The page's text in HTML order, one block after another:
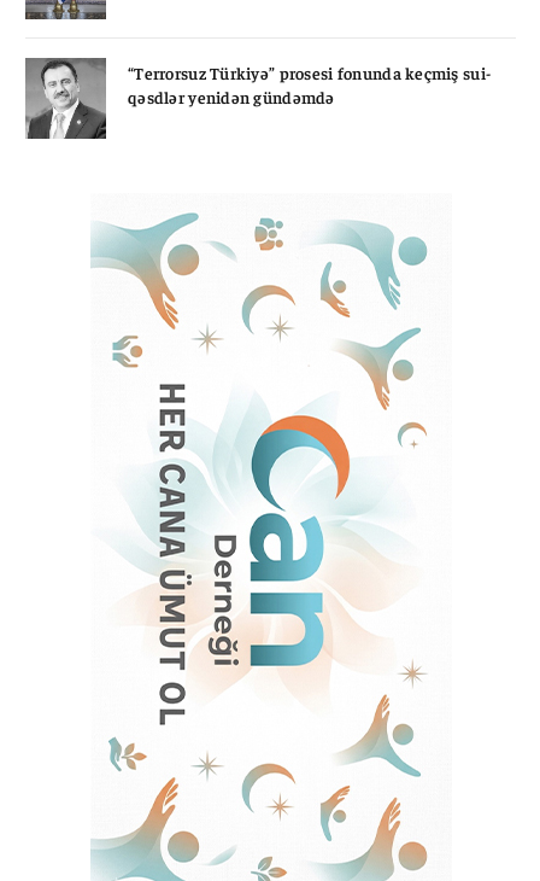
“Terrorsuz Türkiyə” prosesi fonunda keçmiş sui-
qəsdlər yenidən gündəmdə